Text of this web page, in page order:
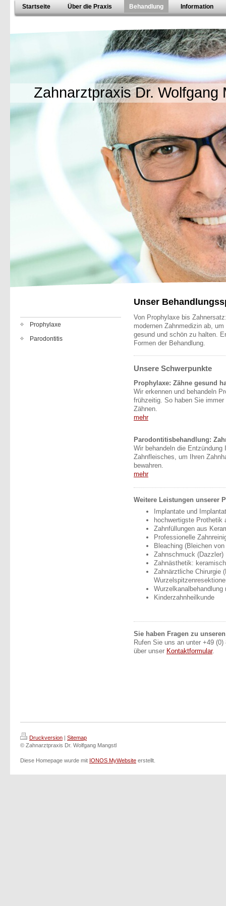
Startseite Über die Praxis Behandlung Information
Zahnarztpraxis Dr. Wolfgang
Prophylaxe
Parodontitis
Unser
Von Prophylaxe bis
modernen Zahnmedizin ab,
gesund und schön zu halten.
Formen der Behandlung.
Unsere Schwerpunkte
Prophylaxe: Zähne gesund
Wir erkennen und behandeln
frühzeitig. So haben Sie immer
Zähnen.
mehr
Parodontitisbehandlung:
Wir behandeln die Entzündung
Zahnfleisches, um Ihren
bewahren.
mehr
Weitere Leistungen unserer
Implantate und
hochwertigste Prothetik
Zahnfüllungen aus
Professionelle
Bleaching (Bleichen von
Zahnschmuck (Dazzler)
Zahnästhetik:
Zahnärztliche Chirurgie
Kinderzahnheilkunde
Sie haben Fragen zu
Rufen Sie uns an unter +49
über unser Kontaktformular.
Druckversion | Sitemap
© Zahnarztpraxis Dr. Wolfgang Mangstl
Diese Homepage wurde mit IONOS MyWebsite erstellt.